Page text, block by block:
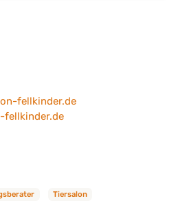
fellkinder.de
fellkinder.de
Tiersalon